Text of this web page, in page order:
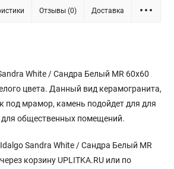
Отзывы (0) Доставка
White / Сандра Белый MR 60x60
цвета. Данный вид керамогранита,
под мрамор, камень подойдет для для
для общественных помещений.
Sandra White / Сандра Белый MR
корзину UPLITKA.RU или по